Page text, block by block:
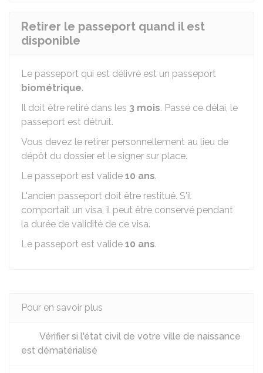
Retirer le passeport quand il est
disponible
Le passeport qui est délivré est un passeport
biométrique.
Il doit être retiré dans les 3 mois. Passé ce délai, le
passeport est détruit.
Vous devez le retirer personnellement au lieu de
dépôt du dossier et le signer sur place.
Le passeport est valide 10 ans.
L'ancien passeport doit être restitué. S'il
comportait un visa, il peut être conservé pendant
la durée de validité de ce visa.
Le passeport est valide 10 ans.
Pour en savoir plus
Vérifier si l'état civil de votre ville de naissance
est dématérialisé